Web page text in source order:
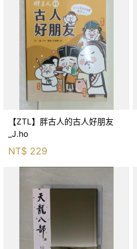
【ZTL】胖古人的古人好朋友
_J.ho
NT$ 229